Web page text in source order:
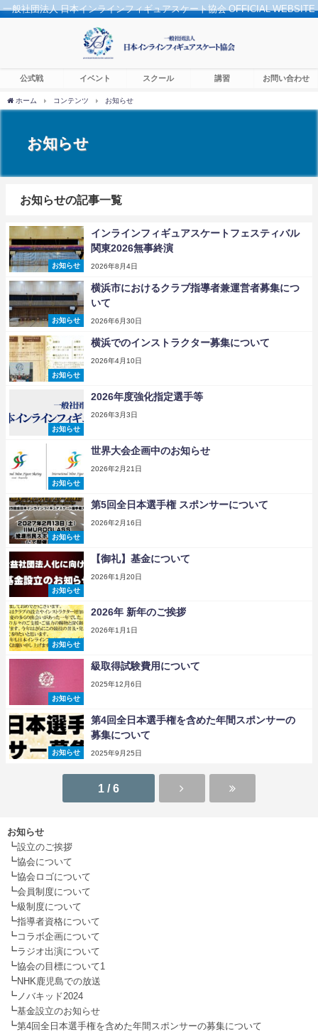
一般社団法人 日本インラインフィギュアスケート協会 OFFICIAL WEBSITE
公式戦 イベント スクール 講習 お問い合わせ
ホーム コンテンツ お知らせ
お知らせ
お知らせの記事一覧
お知らせ
インラインフィギュアスケートフェスティバル
関東2026無事終演
2026年8月4日
お知らせ
横浜市におけるクラブ指導者兼運営者募集につ
いて
2026年6月30日
お知らせ
横浜でのインストラクター募集について
2026年4月10日
お知らせ
2026年度強化指定選手等
2026年3月3日
お知らせ
世界大会企画中のお知らせ
2026年2月21日
お知らせ
第5回全日本選手権 スポンサーについて
2026年2月16日
お知らせ
【御礼】基金について
2026年1月20日
お知らせ
2026年 新年のご挨拶
2026年1月1日
お知らせ
級取得試験費用について
2025年12月6日
お知らせ
第4回全日本選手権を含めた年間スポンサーの
募集について
2025年9月25日
1 / 6
お知らせ
┗設立のご挨拶
┗協会について
┗協会ロゴについて
┗会員制度について
┗級制度について
┗指導者資格について
┗コラボ企画について
┗ラジオ出演について
┗協会の目標について1
┗NHK鹿児島での放送
┗ ノバキッド2024
┗基金設立のお知らせ
┗第4回全日本選手権を含めた年間スポンサーの募集について